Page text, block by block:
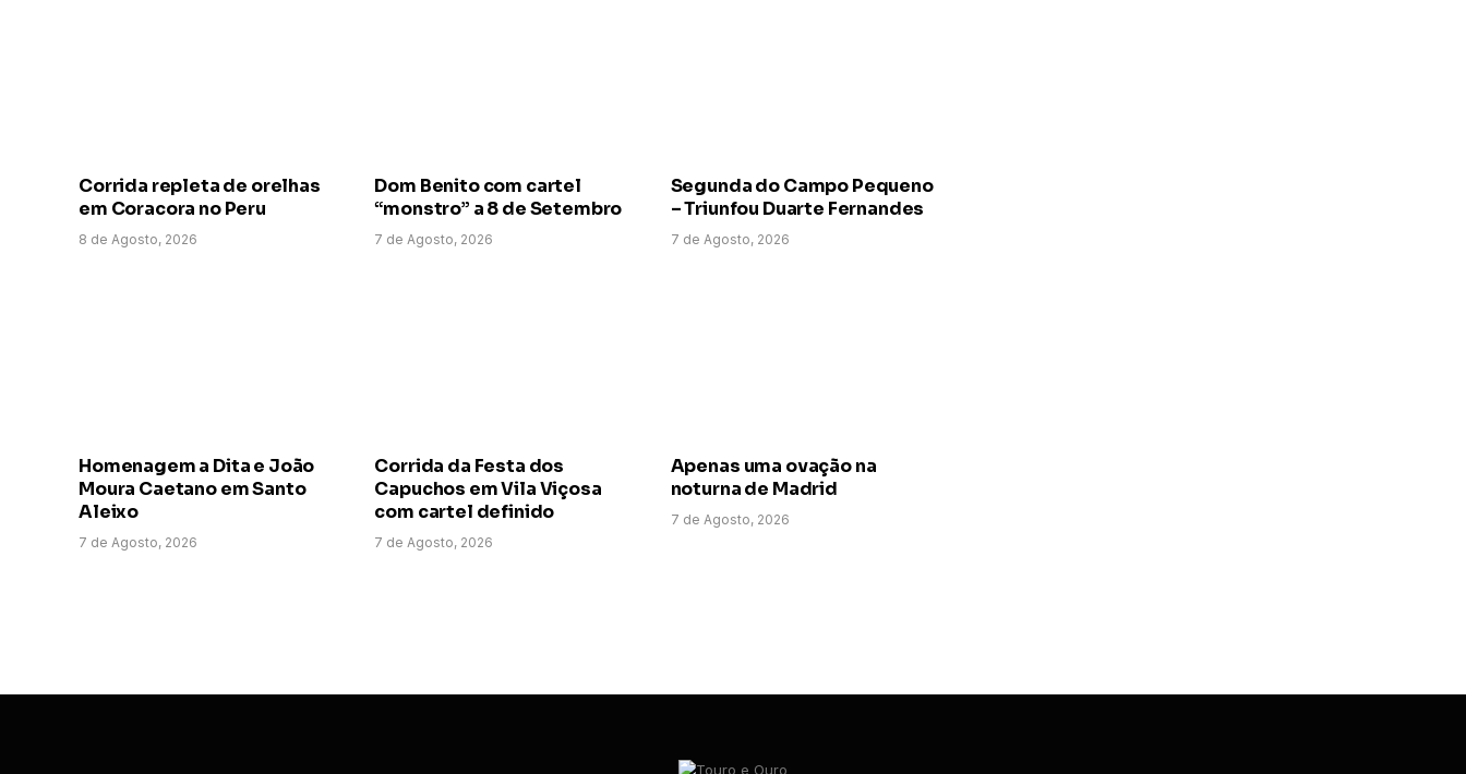
Corrida repleta de orelhas
em Coracora no Peru
8 de Agosto, 2026
Dom Benito com cartel
“monstro” a 8 de Setembro
7 de Agosto, 2026
Segunda do Campo Pequeno
– Triunfou Duarte Fernandes
7 de Agosto, 2026
Homenagem a Dita e João
Moura Caetano em Santo
Aleixo
7 de Agosto, 2026
Corrida da Festa dos
Capuchos em Vila Viçosa
com cartel definido
7 de Agosto, 2026
Apenas uma ovação na
noturna de Madrid
7 de Agosto, 2026